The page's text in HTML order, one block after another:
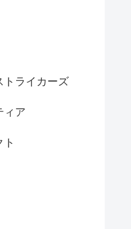
トライカーズ
ィア
ト